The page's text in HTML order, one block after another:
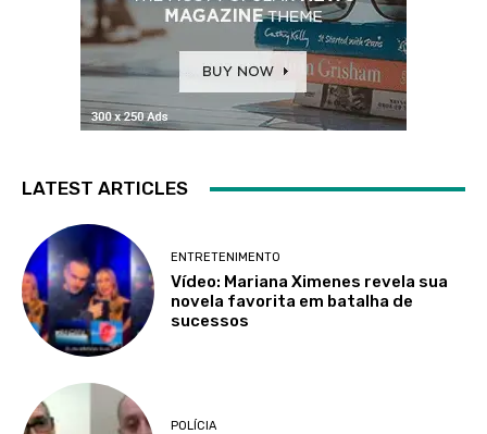
LATEST ARTICLES
ENTRETENIMENTO
Vídeo: Mariana Ximenes revela sua
novela favorita em batalha de
sucessos
POLÍCIA